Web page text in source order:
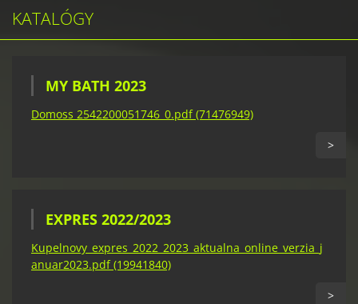
KATALÓGY
MY BATH 2023
Domoss 2542200051746_0.pdf (71476949)
>
EXPRES 2022/2023
Kupelnovy_expres_2022_2023_aktualna_online_verzia_j
anuar2023.pdf (19941840)
>